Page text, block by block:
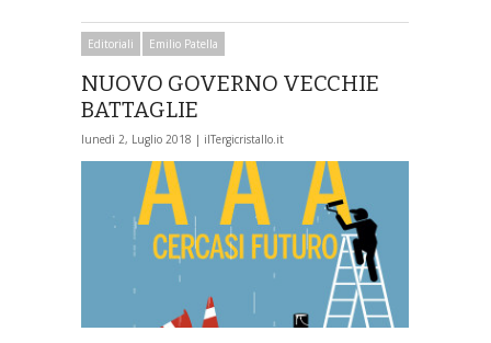
Editoriali Emilio Patella
NUOVO GOVERNO VECCHIE
BATTAGLIE
lunedì 2, Luglio 2018 | ilTergicristallo.it